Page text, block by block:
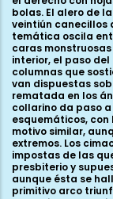
bolas. El alero de
veintiún canecillos
temática oscila
caras
interior, el paso
columnas que
van dispuestas
rematada en los
collarino da paso
esquemáticos, con
motivo similar,
extremos. Los
impostas de las
presbiterio y
aunque ésta se
primitivo arco